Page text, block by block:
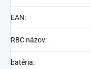
EAN:
RBC názov:
batéria: